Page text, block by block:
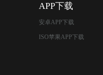
APP下载
安卓APP下载
ISO苹果APP下载